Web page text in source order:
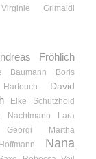
Virginie Grimaldi
Fröhlich
Baumann
Boris
David
Elke Schützhold
Nachtmann
Lara
Martha
Nana